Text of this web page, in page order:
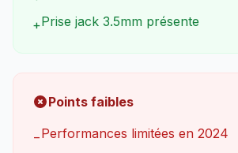
+Prise jack 3.5mm présente
Points faibles
−Performances limitées en 2024